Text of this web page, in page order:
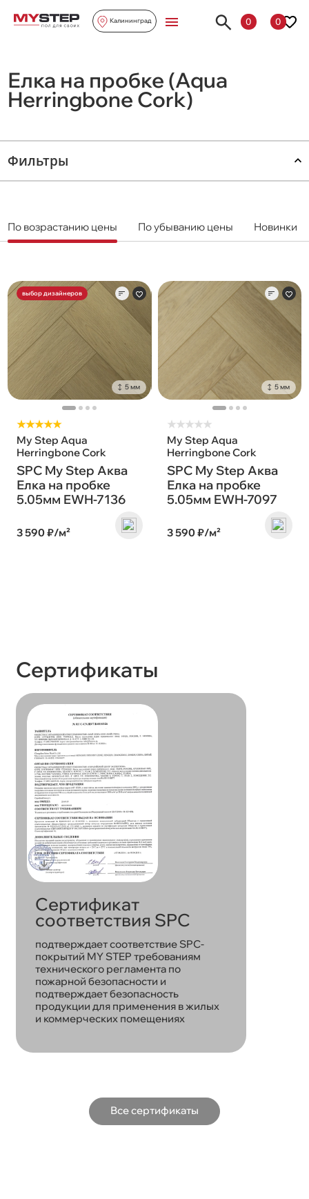
Калининград 0 0
Елка на пробке (Aqua
Herringbone Cork)
Фильтры
По возрастанию цены По убыванию цены Новинки
выбор дизайнеров
5 мм
★★★★★
My Step Aqua
Herringbone Cork
SPC My Step Аква
Елка на пробке
5.05мм EWH-7136
3 590 ₽/м²
5 мм
★★★★★
My Step Aqua
Herringbone Cork
SPC My Step Аква
Елка на пробке
5.05мм EWH-7097
3 590 ₽/м²
Сертификаты
Сертификат
соответствия SPC
подтверждает соответствие SPC-
покрытий MY STEP требованиям
технического регламента по
пожарной безопасности и
подтверждает безопасность
продукции для применения в жилых
и коммерческих помещениях
Все сертификаты